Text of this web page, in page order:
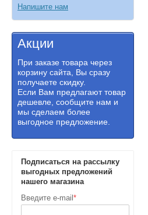
Напишите нам
Акции
При заказе товара через
корзину сайта, Вы сразу
получаете скидку.
Если Вам предлагают товар
дешевле, сообщите нам и
мы сделаем более
выгодное предложение.
Подписаться на рассылку
выгодных предложений
нашего магазина
Введите e-mail *